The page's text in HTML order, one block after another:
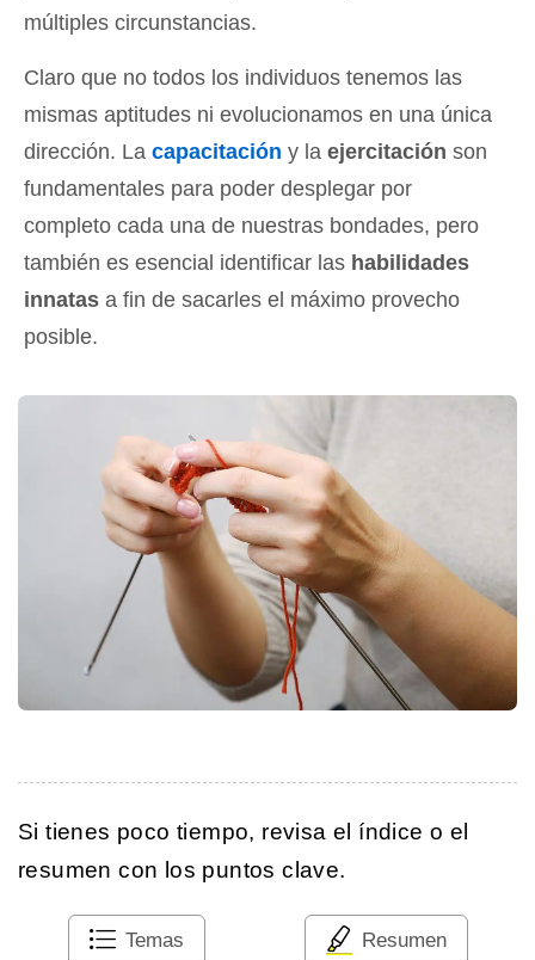
múltiples circunstancias.
Claro que no todos los individuos tenemos las
mismas aptitudes ni evolucionamos en una única
dirección. La capacitación y la ejercitación son
fundamentales para poder desplegar por
completo cada una de nuestras bondades, pero
también es esencial identificar las habilidades
innatas a fin de sacarles el máximo provecho
posible.
Si tienes poco tiempo, revisa el índice o el
resumen con los puntos clave.
Temas Resumen